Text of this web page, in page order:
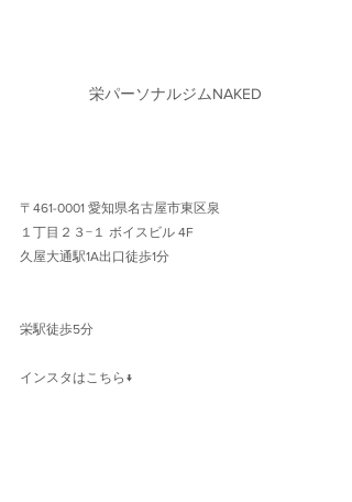
栄パーソナルジムNAKED
〒461-0001 愛知県名古屋市東区泉
１丁目２３−１ ボイスビル 4F
久屋大通駅1A出口徒歩1分
栄駅徒歩5分
インスタはこちら↓